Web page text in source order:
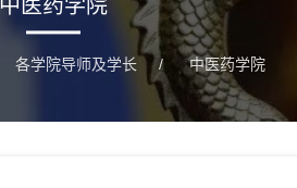
中医药学院
各学院导师及学长 / 中医药学院